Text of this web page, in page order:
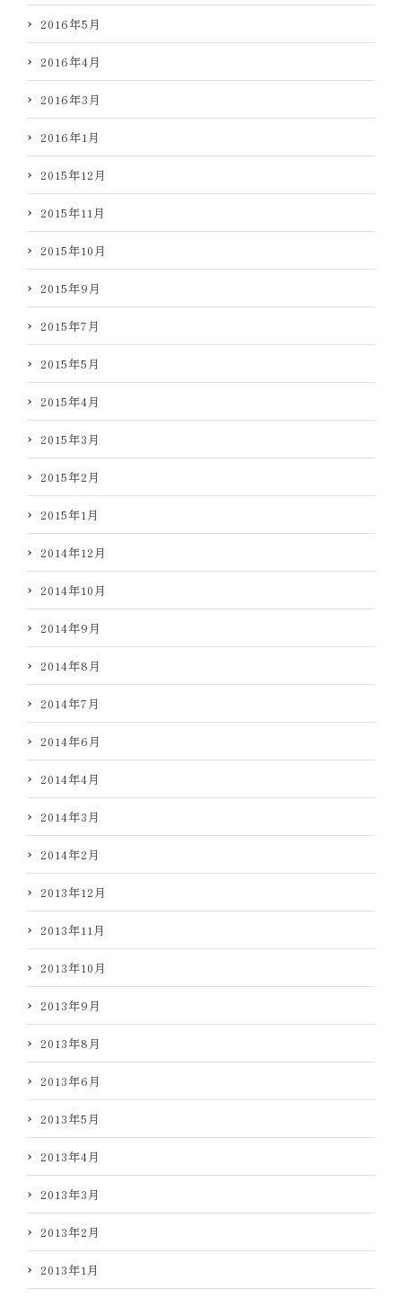
2016年5月
2016年4月
2016年3月
2016年1月
2015年12月
2015年11月
2015年10月
2015年9月
2015年7月
2015年5月
2015年4月
2015年3月
2015年2月
2015年1月
2014年12月
2014年10月
2014年9月
2014年8月
2014年7月
2014年6月
2014年4月
2014年3月
2014年2月
2013年12月
2013年11月
2013年10月
2013年9月
2013年8月
2013年6月
2013年5月
2013年4月
2013年3月
2013年2月
2013年1月